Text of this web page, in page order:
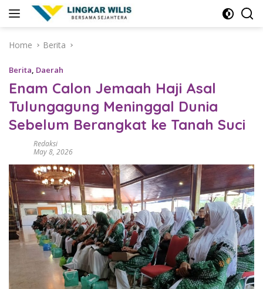
Home
Berita
Berita, Daerah
Enam Calon Jemaah Haji Asal
Tulungagung Meninggal Dunia
Sebelum Berangkat ke Tanah Suci
Redaksi
May 8, 2026